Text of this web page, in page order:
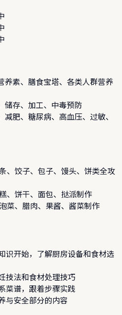
养素、膳食宝塔、各类人群营养
储存、加工、中毒预防
减肥、糖尿病、高血压、过敏、
、饺子、包子、馒头、饼类全攻
、饼干、面包、挞派制作
菜、腊肉、果酱、酱菜制作
识开始，了解厨房设备和食材选
技法和食材处理技巧
菜谱，跟着步骤实践
与安全部分的内容